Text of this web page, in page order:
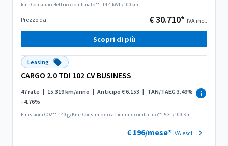
km ·Consumo elettrico combinato**: 14.4 kWh/100km
Prezzo da € 30.710* IVA incl.
Scopri di più
Leasing
CARGO 2.0 TDI 102 CV BUSINESS
47 rate | 15.319 km/anno | Anticipo € 6.153 | TAN/TAEG 3.49%
- 4.76%
Emissioni CO2**: 140 g/Km ·Consumo di carburante combinato**: 5.3 l/100 Km
€ 196/mese* IVA escl.